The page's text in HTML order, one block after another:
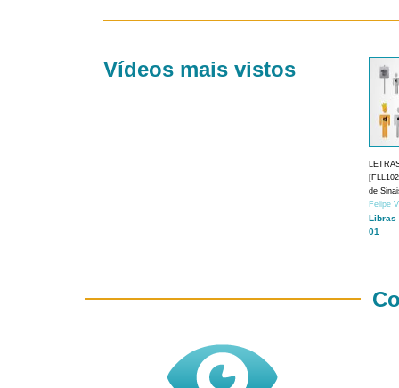
Vídeos mais vistos
de
Felipe
Libras
01